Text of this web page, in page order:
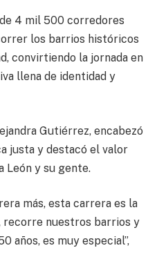
4 mil 500 corredores
los barrios históricos
convirtiendo la jornada en
llena de identidad y
Gutiérrez, encabezó
justa y destacó el valor
León y su gente.
más, esta carrera es la
recorre nuestros barrios y
años, es muy especial”,